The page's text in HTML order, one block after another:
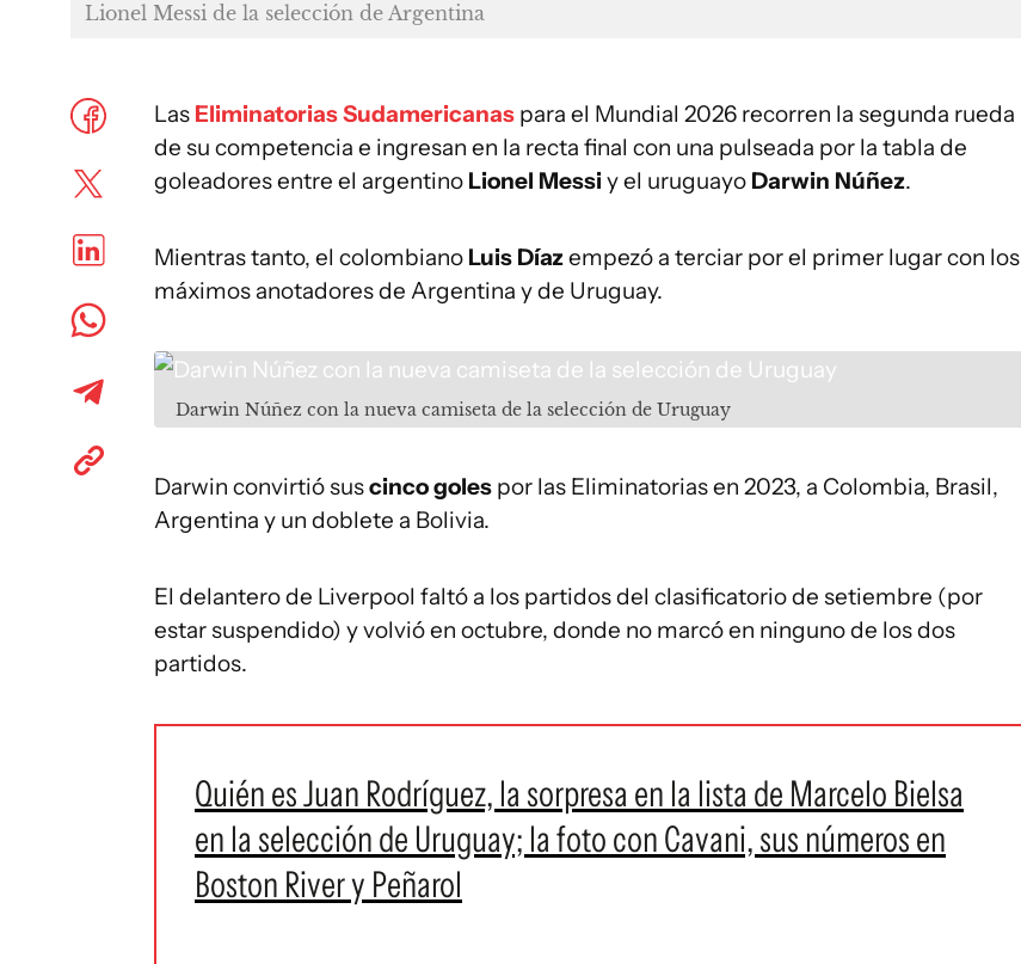
Lionel Messi de la selección de Argentina
Las Eliminatorias Sudamericanas para el Mundial 2026 recorren la segunda rueda
de su competencia e ingresan en la recta final con una pulseada por la tabla de
goleadores entre el argentino Lionel Messi y el uruguayo Darwin Núñez.
Mientras tanto, el colombiano Luis Díazempezó a terciar por el primer lugar con los
máximos anotadores de Argentina y de Uruguay.
Darwin Núñez con la nueva camiseta de la selección de Uruguay
Darwin convirtió suscinco goles por las Eliminatorias en 2023, a Colombia, Brasil,
Argentina y un doblete a Bolivia.
El delantero de Liverpool faltó a los partidos del clasificatorio de setiembre (por
estar suspendido) y volvió en octubre, donde no marcó en ninguno de los dos
partidos.
Quién es Juan Rodríguez, la sorpresa en la lista de Marcelo Bielsa
en la selección de Uruguay; la foto con Cavani, sus números en
Boston River y Peñarol